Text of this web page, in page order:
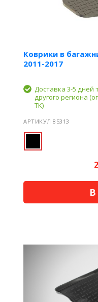
Коврики в
2011-2017
Доставка 3-5 дней
другого региона
ТК)
АРТИКУЛ 85313